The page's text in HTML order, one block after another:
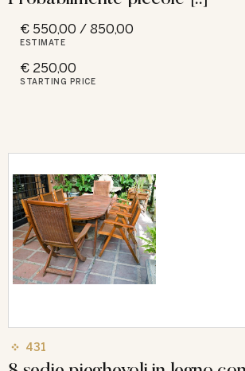
€ 550,00 / 850,00
ESTIMATE
€ 250,00
STARTING PRICE
431